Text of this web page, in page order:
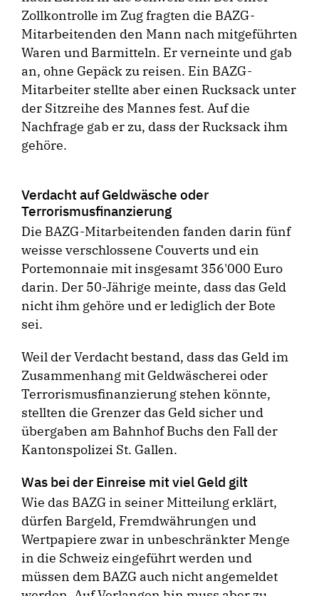
Zollkontrolle im Zug fragten die BAZG-
Mitarbeitenden den Mann nach mitgeführten
Waren und Barmitteln. Er verneinte und gab
an, ohne Gepäck zu reisen. Ein BAZG-
Mitarbeiter stellte aber einen Rucksack unter
der Sitzreihe des Mannes fest. Auf die
Nachfrage gab er zu, dass der Rucksack ihm
gehöre.
Verdacht auf Geldwäsche oder
Terrorismusfinanzierung
Die BAZG-Mitarbeitenden fanden darin fünf
weisse verschlossene Couverts und ein
Portemonnaie mit insgesamt 356'000 Euro
darin. Der 50-Jährige meinte, dass das Geld
nicht ihm gehöre und er lediglich der Bote
sei.
Weil der Verdacht bestand, dass das Geld im
Zusammenhang mit Geldwäscherei oder
Terrorismusfinanzierung stehen könnte,
stellten die Grenzer das Geld sicher und
übergaben am Bahnhof Buchs den Fall der
Kantonspolizei St. Gallen.
Was bei der Einreise mit viel Geld gilt
Wie das BAZG in seiner Mitteilung erklärt,
dürfen Bargeld, Fremdwährungen und
Wertpapiere zwar in unbeschränkter Menge
in die Schweiz eingeführt werden und
müssen dem BAZG auch nicht angemeldet